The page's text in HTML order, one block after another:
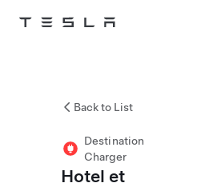
Tesla
Back to List
Destination
Charger
Hotel et